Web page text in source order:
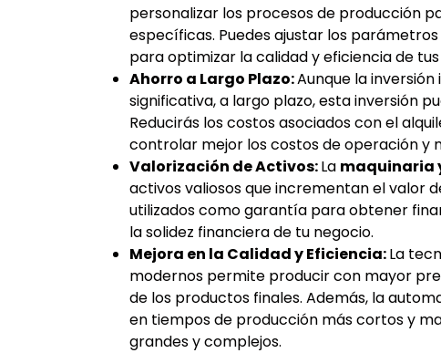
personalizar los procesos de producción
específicas. Puedes ajustar los
para optimizar la calidad y eficiencia de
Ahorro a Largo Plazo:Aunque la inversión
significativa, a largo plazo, esta inversión
Reducirás los costos asociados con el
controlar mejor los costos de operación y
Valorización de Activos:La maquinaria
activos valiosos que incrementan el valor
utilizados como garantía para obtener
la solidez financiera de tu negocio.
Mejora en la Calidad y Eficiencia:La
modernos permite producir con mayor
de los productos finales. Además, la
en tiempos de producción más cortos y
grandes y complejos.